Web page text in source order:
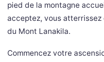
pied de la montagne
acceptez, vous atterrissez
du Mont Lanakila.
Commencez votre